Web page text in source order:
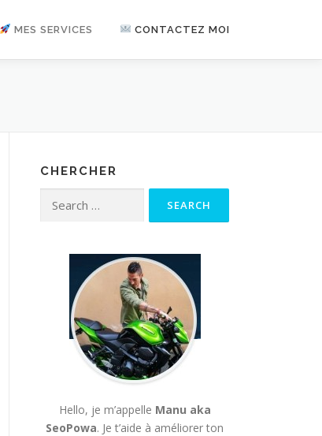
MES SERVICES CONTACTEZ MOI
CHERCHER
Search for:
Hello, je m’appelle Manu aka
SeoPowa. Je t’aide à améliorer ton